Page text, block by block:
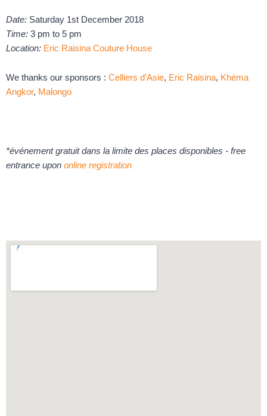
Date: Saturday 1st December 2018
Time: 3 pm to 5 pm
Location: Eric Raisina Couture House
We thanks our sponsors : Celliers d'Asie, Eric Raisina, Khéma
Angkor, Malongo
*événement gratuit dans la limite des places disponibles - free
entrance upon online registration